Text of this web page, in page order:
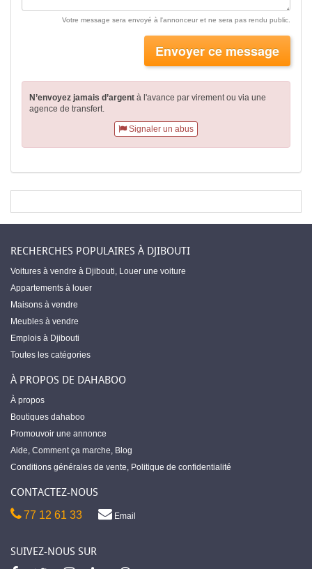
Votre message sera envoyé à l'annonceur et ne sera pas rendu public.
Envoyer ce message
N’envoyez jamais d’argent à l'avance par virementou via une
agence de transfert.
Signaler un abus
RECHERCHES POPULAIRES À DJIBOUTI
Voitures à vendre à Djibouti, Louer une voiture
Appartements à louer
Maisons à vendre
Meubles à vendre
Emplois à Djibouti
Toutes les catégories
À PROPOS DE DAHABOO
À propos
Boutiques dahaboo
Promouvoir une annonce
Aide, Comment ça marche, Blog
Conditions générales de vente, Politique de confidentialité
CONTACTEZ-NOUS
77 12 61 33 Email
SUIVEZ-NOUS SUR